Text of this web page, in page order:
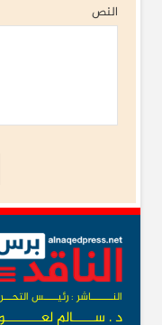
النص
النــــــــاشر : رئيـــــس
د . ســــــالم